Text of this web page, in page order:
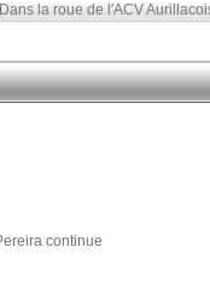
Dans la roue de l'ACV